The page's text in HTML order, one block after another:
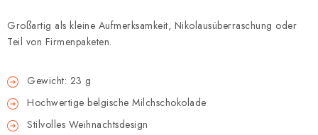
Großartig als kleine Aufmerksamkeit, Nikolausüberraschung oder
Teil von Firmenpaketen.
Gewicht: 23 g
Hochwertige belgische Milchschokolade
Stilvolles Weihnachtsdesign